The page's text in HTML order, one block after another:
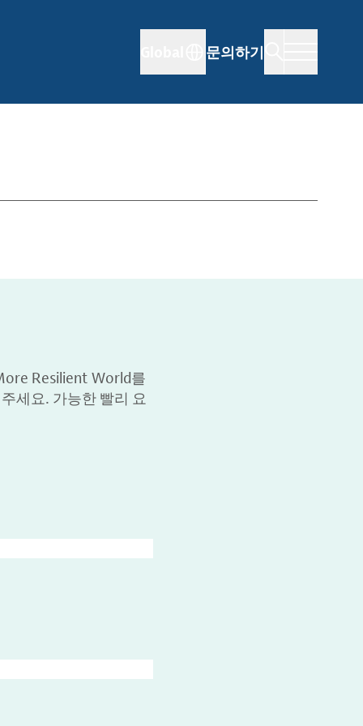
문의하기
Resilient World를
세요. 가능한 빨리 요